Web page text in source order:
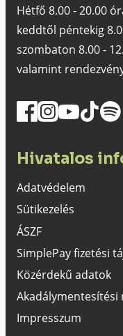
Hétfő 8.00 - 20.00
keddtől péntekig
szombaton 8.00 -
valamint
Hivatalos
Adatvédelem
Sütikezelés
ÁSZF
SimplePay fizetési
Közérdekű adatok
Akadálymentesítési
Impresszum